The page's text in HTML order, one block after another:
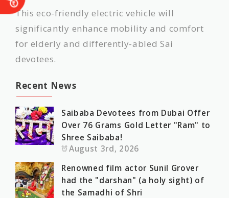
This eco-friendly electric vehicle will
significantly enhance mobility and comfort
for elderly and differently-abled Sai
devotees.
Recent News
Saibaba Devotees from Dubai Offer
Over 76 Grams Gold Letter "Ram" to
Shree Saibaba!
August 3rd, 2026
Renowned film actor Sunil Grover
had the "darshan" (a holy sight) of
the Samadhi of Shri